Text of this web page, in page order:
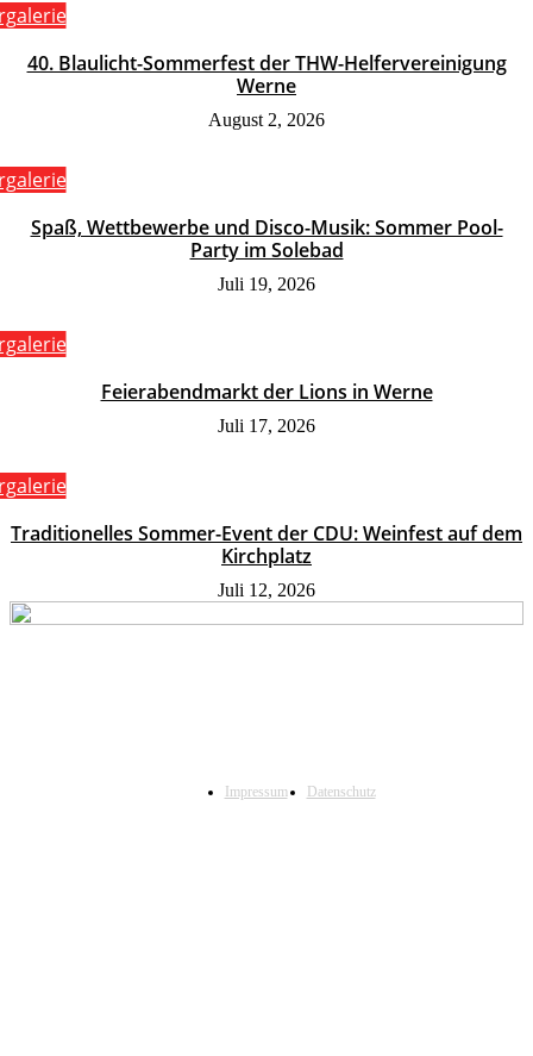
40. Blaulicht-Sommerfest der THW-Helfervereinigung
Werne
August 2, 2026
Spaß, Wettbewerbe und Disco-Musik: Sommer Pool-
Party im Solebad
Juli 19, 2026
Feierabendmarkt der Lions in Werne
Juli 17, 2026
Traditionelles Sommer-Event der CDU: Weinfest auf dem
Kirchplatz
Juli 12, 2026
Impressum Datenschutz